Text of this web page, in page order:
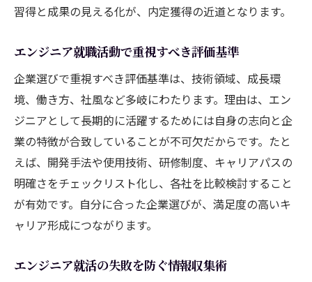
策
イント
エンジニア就職のリスクを減らす情報収集
方法
エンジニア就活で役立つ体験談の活かし方
エンジニア就職活動の失敗を成功に変える
思考
効率的な勉強時間の確保と実践ポイント
エンジニアが効果的に勉強時間を確保する
エンジニア就職活動に必要な学習計画の立
習得と成果の見える化が、内定獲得の近道となります。
エンジニア就職活動で重視すべき評価基準
企業選びで重視すべき評価基準は、技術領域、成長環
境、働き方、社風など多岐にわたります。理由は、エン
ジニアとして長期的に活躍するためには自身の志向と企
業の特徴が合致していることが不可欠だからです。たと
えば、開発手法や使用技術、研修制度、キャリアパスの
明確さをチェックリスト化し、各社を比較検討すること
が有効です。自分に合った企業選びが、満足度の高いキ
ャリア形成につながります。
エンジニア就活の失敗を防ぐ情報収集術